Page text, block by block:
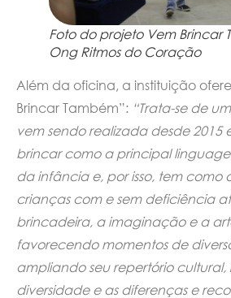
Foto do projeto Vem Brincar
Ong Ritmos do Coração
Além da oficina, a instituição
Brincar Também”: “Trata-se de
vem sendo realizada desde 2015
brincar como a principal
da infância e, por isso, tem como
crianças com e sem deficiência
brincadeira, a imaginação e a
favorecendo momentos de
ampliando seu repertório
diversidade e as diferenças e